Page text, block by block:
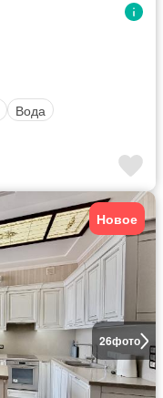
Вода
26фото
Новое